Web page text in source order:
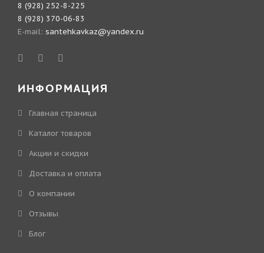
8 (928) 252-8-225
8 (928) 370-06-83
E-mail: santehkavkaz@yandex.ru
ИНФОРМАЦИЯ
Главная страница
Каталог товаров
Акции и скидки
Доставка и оплата
О компании
Отзывы
Блог